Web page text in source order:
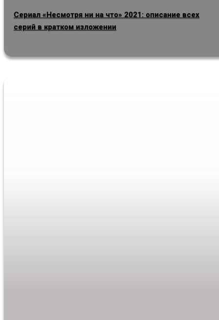
Сериал «Несмотря ни на что» 2021: описание всех
серий в кратком изложении